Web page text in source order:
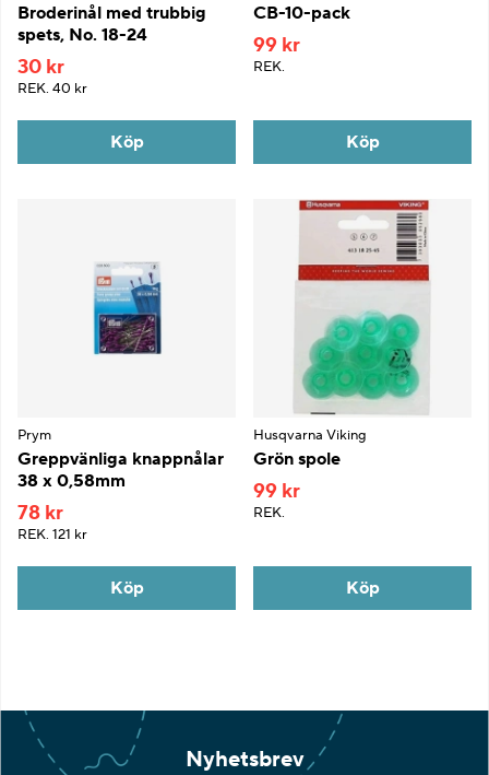
Broderinål med trubbig
spets, No. 18-24
30 kr
REK. 40 kr
Köp
CB-10-pack
99 kr
REK.
Köp
Prym
Greppvänliga knappnålar
38 x 0,58mm
78 kr
REK. 121 kr
Köp
Husqvarna Viking
Grön spole
99 kr
REK.
Köp
Nyhetsbrev